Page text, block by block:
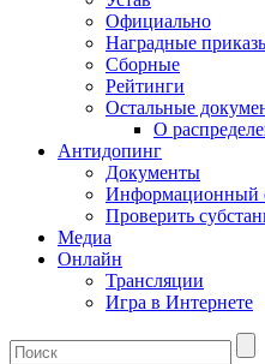
Официально
Наградные
Сборные
Рейтинги
Остальные
О
Антидопинг
Документы
Информационный
Проверить
Медиа
Онлайн
Трансляции
Игра в Интернете